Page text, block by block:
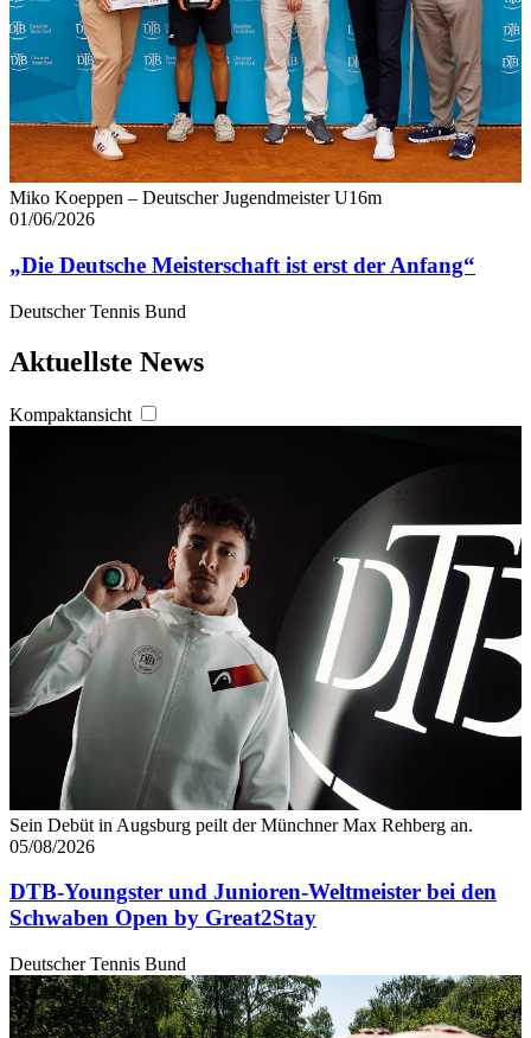
Miko Koeppen – Deutscher Jugendmeister U16m
01/06/2026
„Die Deutsche Meisterschaft ist erst der Anfang“
Deutscher Tennis Bund
Aktuellste News
Kompaktansicht
Sein Debüt in Augsburg peilt der Münchner Max Rehberg an.
05/08/2026
DTB-Youngster und Junioren-Weltmeister bei den
Schwaben Open by Great2Stay
Deutscher Tennis Bund